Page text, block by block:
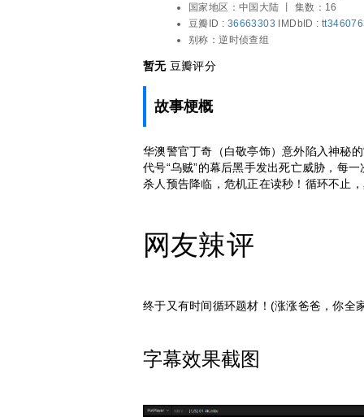
国家地区： 中国大陆 丨 集数：16
豆瓣ID : 36663303 IMDbID :
别称：逆时侦查组
暂无豆瓣评分
故事梗概
华澳警官丁奇（白敬亭饰）意外陷入神秘
代号“乌贼”的幕后黑手发出死亡威胁，每
杀人预告降临，危机正在读秒！循环不止
网友辣评
终于又有时间循环题材！(涨涨爸爸，你全
字幕效果截图